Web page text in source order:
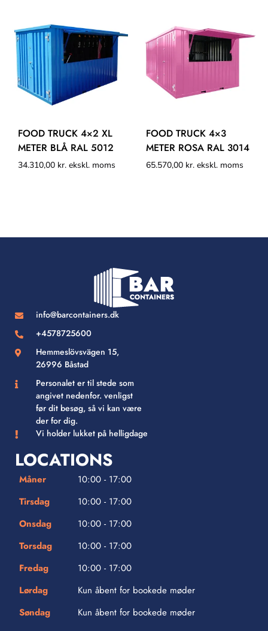
FOOD TRUCK 4×2 XL
METER BLÅ RAL 5012
34.310,00 kr. ekskl. moms
FOOD TRUCK 4×3
METER ROSA RAL 3014
65.570,00 kr. ekskl. moms
info@barcontainers.dk
+4578725600
Hemmeslövsvägen 15,
26996 Båstad
Personalet er til stede som
angivet nedenfor. venligst
før dit besøg, så vi kan være
der for dig.
Vi holder lukket på helligdage
LOCATIONS
Måner
10:00 - 17:00
Tirsdag
10:00 - 17:00
Onsdag
10:00 - 17:00
Torsdag
10:00 - 17:00
Fredag
10:00 - 17:00
Lørdag
Kun åbent for bookede møder
Søndag
Kun åbent for bookede møder